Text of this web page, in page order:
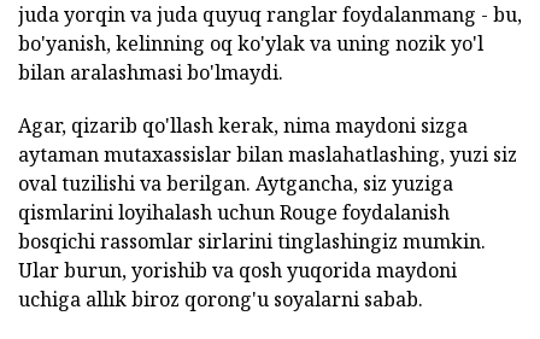
juda yorqin va juda quyuq ranglar foydalanmang - bu,
bo'yanish, kelinning oq ko'ylak va uning nozik yo'l
bilan aralashmasi bo'lmaydi.
Agar, qizarib qo'llash kerak, nima maydoni sizga
aytaman mutaxassislar bilan maslahatlashing, yuzi siz
oval tuzilishi va berilgan. Aytgancha, siz yuziga
qismlarini loyihalash uchun Rouge foydalanish
bosqichi rassomlar sirlarini tinglashingiz mumkin.
Ular burun, yorishib va qosh yuqorida maydoni
uchiga allık biroz qorong'u soyalarni sabab.